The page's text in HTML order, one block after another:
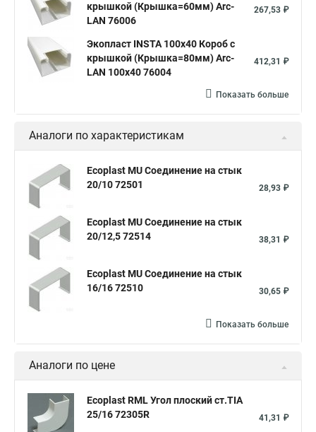
крышкой (Крышка=60мм) Arc-
LAN 76006
267,53 ₽
Экопласт INSTA 100x40 Короб с
крышкой (Крышка=80мм) Arc-
LAN 100x40 76004
412,31 ₽
Показать больше
Аналоги по характеристикам
Ecoplast MU Соединение на стык
20/10 72501
28,93 ₽
Ecoplast MU Соединение на стык
20/12,5 72514
38,31 ₽
Ecoplast MU Соединение на стык
16/16 72510
30,65 ₽
Показать больше
Аналоги по цене
Ecoplast RML Угол плоский ст.TIA
25/16 72305R
41,31 ₽